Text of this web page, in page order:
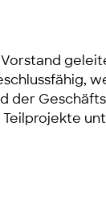
Vorstand
der